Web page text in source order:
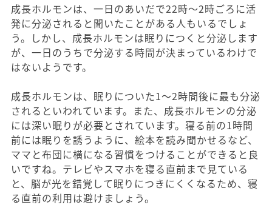
成長ホルモンは、一日のあいだで22時～2時ごろに活
発に分泌されると聞いたことがある人もいるでしょ
う。しかし、成長ホルモンは眠りにつくと分泌します
が、一日のうちで分泌する時間が決まっているわけで
はないようです。
成長ホルモンは、眠りについた1～2時間後に最も分泌
されるといわれています。また、成長ホルモンの分泌
には深い眠りが必要とされています。寝る前の1時間
前には眠りを誘うように、絵本を読み聞かせるなど、
ママと布団に横になる習慣をつけることができると良
いですね。テレビやスマホを寝る直前まで見ている
と、脳が光を錯覚して眠りにつきにくくなるため、寝
る直前の利用は避けましょう。